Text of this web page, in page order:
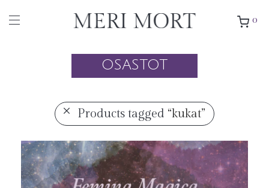
0
OSASTOT
Products tagged “kukat”